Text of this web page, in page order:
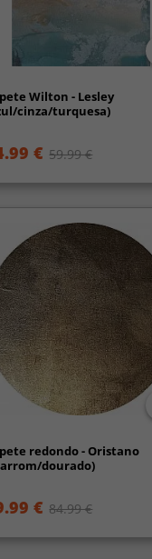
Wilton - Lesley
cinza/turquesa)
€ 59.99 €
redondo - Oristano
dourado)
€ 84.99 €